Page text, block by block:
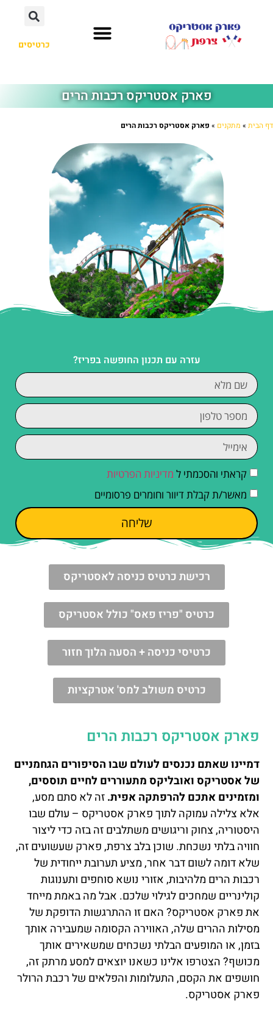
כרטיסים
פארק אסטריקס רכבות הרים
דף הבית » מתקנים » פארק אסטריקס רכבות הרים
עזרה עם תכנון החופשה בפריז?
קראתי והסכמתי ל מדיניות הפרטיות
מאשר/ת קבלת דיוור וחומרים פרסומיים
שליחה
רכישת כרטיס כניסה לאסטריקס
כרטיס "פריז פאס" כולל אסטריקס
כרטיסי כניסה + הסעה הלוך חזור
כרטיס משולב למס' אטרקציות
פארק אסטריקס רכבות הרים
דמיינו שאתם נכנסים לעולם שבו הסיפורים הגחמניים
של אסטריקס ואובליקס מתעוררים לחיים תוססים,
ומזמינים אתכם להרפתקה אפית.זה לא סתם מסע,
אלא צלילה עמוקה לתוך פארק אסטריקס – עולם שבו
היסטוריה, צחוק וריגושים משתלבים זה בזה כדי ליצור
חוויה בלתי נשכחת. שוכן בלב צרפת, פארק שעשועים זה,
שלא דומה לשום דבר אחר, מציע תערובת ייחודית של
רכבות הרים מלהיבות, אזורי נושא סוחפים ותענוגות
קולינריים שמחכים לגילוי שלכם. אבל מה באמת מייחד
את פארק אסטריקס? האם זו ההתרגשות הדופקת של
מסילות ההרים שלה, האווירה הקסומה שמעבירה אותך
בזמן, או המופעים הבלתי נשכחים שמשאירים אותך
מכושף? הצטרפו אלינו כשאנו יוצאים למסע מרתק זה,
חושפים את הקסם, התעלומות והפלאים של רכבת הרולר
פארק אסטריקס.